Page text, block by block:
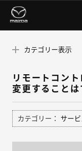
カテゴリー表示
リモートコン
変更することは
カテゴリー： サー